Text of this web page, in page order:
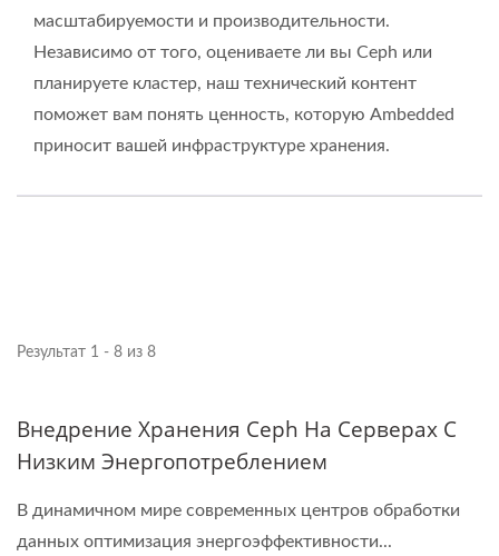
масштабируемости и производительности.
Независимо от того, оцениваете ли вы Ceph или
планируете кластер, наш технический контент
поможет вам понять ценность, которую Ambedded
приносит вашей инфраструктуре хранения.
Результат 1 - 8 из 8
Внедрение Хранения Ceph На Серверах С
Низким Энергопотреблением
В динамичном мире современных центров обработки
данных оптимизация энергоэффективности...